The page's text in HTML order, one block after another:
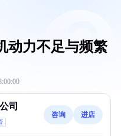
动力不足与频繁
司
咨询 进店